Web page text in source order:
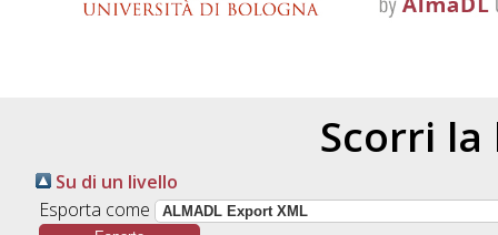
Scorri la
Su di un livello
Esporta come